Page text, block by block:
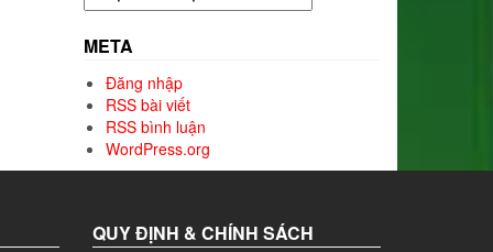
mục
META
Đăng nhập
RSS bài viết
RSS bình luận
WordPress.org
QUY ĐỊNH & CHÍNH SÁCH